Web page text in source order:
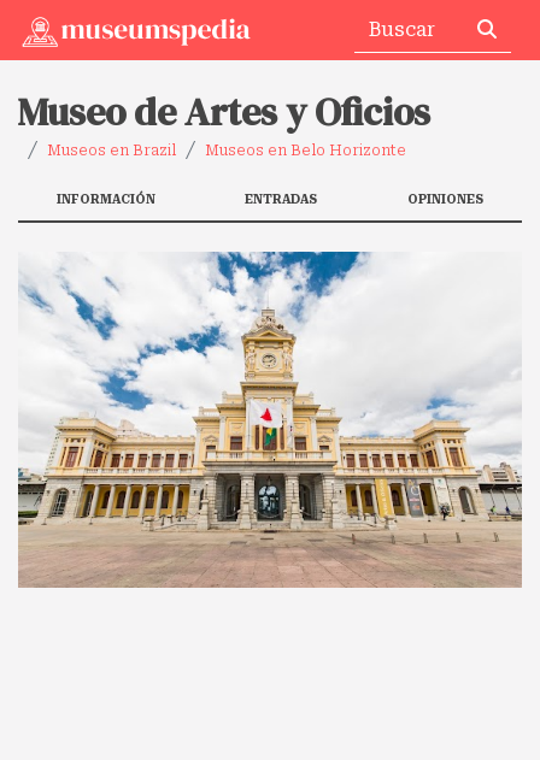
Museo de Artes y Oficios
Museos en Brazil Museos en Belo Horizonte
INFORMACIÓN ENTRADAS OPINIONES